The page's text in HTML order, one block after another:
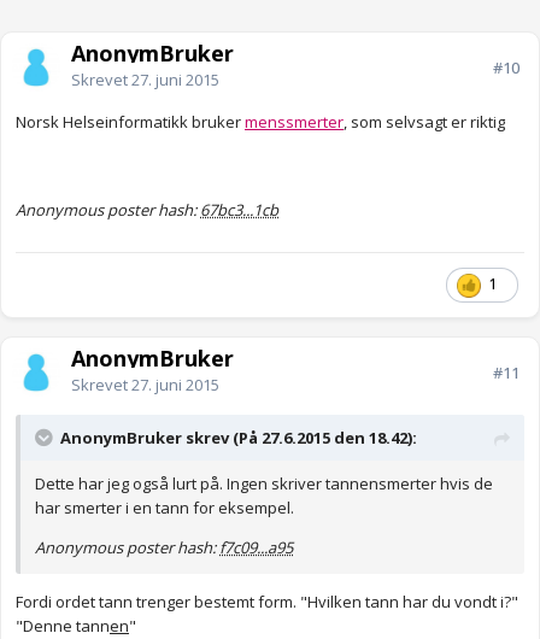
AnonymBruker
Skrevet27. juni 2015
#10
Norsk Helseinformatikk brukermenssmerter, som selvsagt er riktig
Anonymous poster hash:67bc3...1cb
1
AnonymBruker
Skrevet27. juni 2015
#11
AnonymBruker skrev (På 27.6.2015 den 18.42):
Dette har jeg også lurt på. Ingen skriver tannensmerter hvis de
har smerter i en tann for eksempel.
Anonymous poster hash:f7c09...a95
Fordi ordet tann trenger bestemt form. "Hvilken tann har du vondt i?"
"Denne tannen"